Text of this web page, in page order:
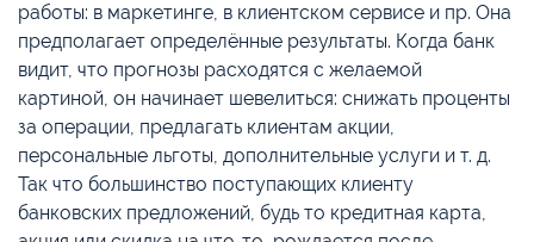
работы: в маркетинге, в клиентском сервисе и пр. Она
предполагает определённые результаты. Когда банк
видит, что прогнозы расходятся с желаемой
картиной, он начинает шевелиться: снижать проценты
за операции, предлагать клиентам акции,
персональные льготы, дополнительные услуги и т. д.
Так что большинство поступающих клиенту
банковских предложений, будь то кредитная карта,